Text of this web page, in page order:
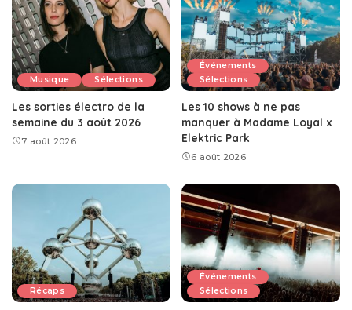
Musique Sélections
Les sorties électro de la
semaine du 3 août 2026
7 août 2026
Événements
Sélections
Les 10 shows à ne pas
manquer à Madame Loyal x
Elektric Park
6 août 2026
Récaps
Événements
Sélections